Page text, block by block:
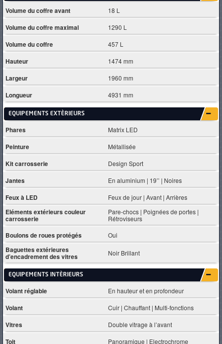
Volume du coffre avant 18 L
Volume du coffre maximal 1290 L
Volume du coffre 457 L
Hauteur 1474 mm
Largeur 1960 mm
Longueur 4931 mm
EQUIPEMENTS EXTÈRIEURS
Phares Matrix LED
Peinture Métallisée
Kit carrosserie Design Sport
Jantes En aluminium | 19’’ | Noires
Feux à LED Feux de jour | Avant | Arrières
Eléments extérieurs couleur
carrosserie
Pare-chocs | Poignées de portes |
Rétroviseurs
Boulons de roues protégés Oui
Baguettes extérieures
d’encadrement des vitres Noir Brillant
EQUIPEMENTS INTÈRIEURS
Volant réglable En hauteur et en profondeur
Volant Cuir | Chauffant | Multi-fonctions
Vitres Double vitrage à l’avant
Toit Panoramique | Electrochrome